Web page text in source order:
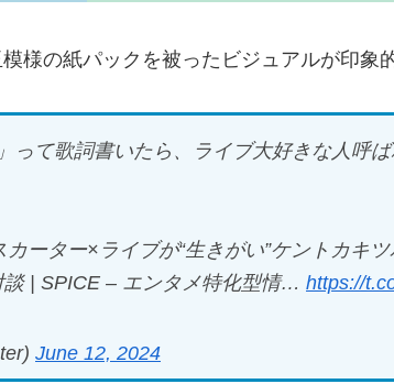
様の紙パックを被ったビジュアルが印象
って歌詞書いたら、ライブ大好きな人呼
ーター×ライブが“生きがい”ケントカキ
| SPICE – エンタメ特化型情… https://
June 12, 2024